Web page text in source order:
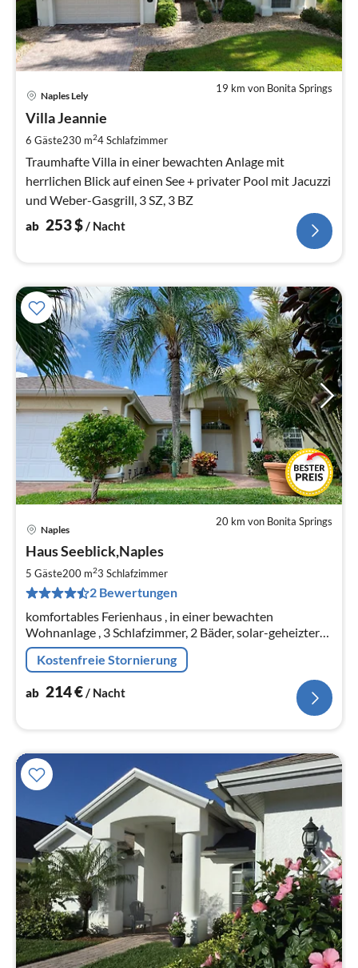
19 km von Bonita Springs
Naples Lely
Villa Jeannie
6 Gäste230 m24Schlafzimmer
Traumhafte Villa in einer bewachten Anlage mit
herrlichen Blick auf einen See + privater Pool mit Jacuzzi
und Weber-Gasgrill, 3 SZ, 3 BZ
ab 253$/ Nacht
20 km von Bonita Springs
Naples
Haus Seeblick,Naples
5 Gäste200 m23 Schlafzimmer
2 Bewertungen
komfortables Ferienhaus , in einer bewachten
Wohnanlage , 3 Schlafzimmer, 2 Bäder, solar-geheizter
Pool, vollklimatisiert, 12 Auto- Minuten zum Golfstrand
Kostenfreie Stornierung
ab 214€/ Nacht